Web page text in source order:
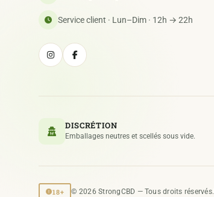
Service client · Lun–Dim · 12h → 22h
DISCRÉTION
Emballages neutres et scellés sous vide.
18+ © 2026 StrongCBD — Tous droits réservés.